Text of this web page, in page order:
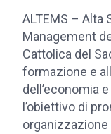
ALTEMS – Alta
Management
Cattolica del
formazione e
dell’economia
l’obiettivo di